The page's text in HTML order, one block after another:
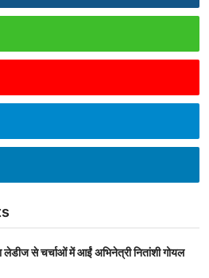
लेडीज से चर्चाओं में आईं अभिनेत्री नितांशी गोयल